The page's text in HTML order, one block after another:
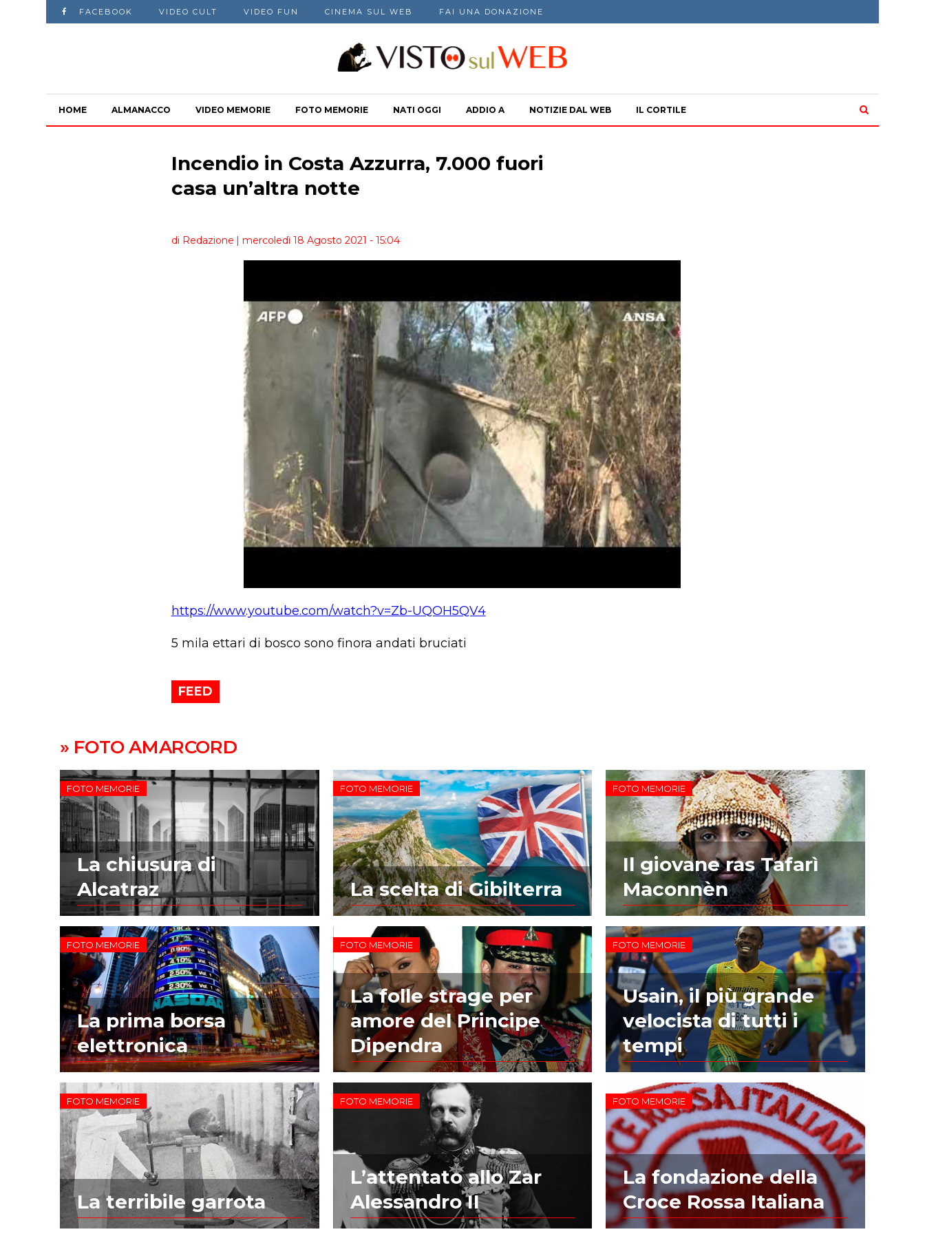
FACEBOOK VIDEO CULT VIDEO FUN CINEMA SUL WEB FAI UNA DONAZIONE
HOME ALMANACCO VIDEO MEMORIE FOTO MEMORIE NATI OGGI ADDIO A NOTIZIE DAL WEB IL CORTILE
Incendio in Costa Azzurra, 7.000 fuori
casa un’altra notte
di Redazione | mercoledì 18 Agosto 2021 - 15:04
https://www.youtube.com/watch?v=Zb-UQOH5QV4
5 mila ettari di bosco sono finora andati bruciati
FEED
» FOTO AMARCORD
FOTO MEMORIE
La chiusura di
Alcatraz
FOTO MEMORIE
La scelta di Gibilterra
FOTO MEMORIE
Il giovane ras Tafarì
Maconnèn
FOTO MEMORIE
La prima borsa
elettronica
FOTO MEMORIE
La folle strage per
amore del Principe
Dipendra
FOTO MEMORIE
Usain, il più grande
velocista di tutti i
tempi
FOTO MEMORIE
La terribile garrota
FOTO MEMORIE
L’attentato allo Zar
Alessandro II
FOTO MEMORIE
La fondazione della
Croce Rossa Italiana